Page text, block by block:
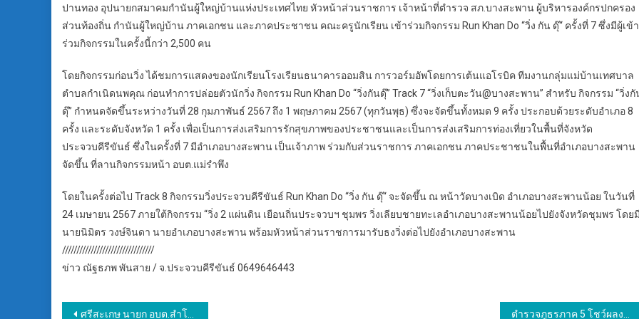
ปานทอง อุปนายกสมาคมกำนันผู้ใหญ่บ้านแห่งประเทศไทย หัวหน้าส่วนราชการ เจ้าหน้าที่ตำรวจ สภ.บางสะพาน ผู้บริหารองค์กรปกครอง
ส่วนท้องถิ่น กำนันผู้ใหญ่บ้าน ภาคเอกชน และภาคประชาชน คณะครูนักเรียน เข้าร่วมกิจกรรม Run Khan Do “วิ่ง กัน ดุ๊“ ครั้งที่ 7 ซึ่งมีผู้เข้า
ร่วมกิจกรรมในครั้งนี้กว่า 2,500 คน
โดยกิจกรรมก่อนวิ่ง ได้ชมการแสดงของนักเรียนโรงเรียนธนาคารออมสิน การวอร์มอัพโดยการเต้นแอโรบิค ทีมงานกลุ่มแม่บ้านเทศบาล
ตำบลกำเนิดนพคุณ ก่อนทำการปล่อยตัวนักวิ่ง กิจกรรม Run Khan Do “วิ่งกันดุ๊” Track 7 “วิ่งเก็บตะวัน@บางสะพาน” สำหรับ กิจกรรม “วิ่งกั
ดุ๊” กำหนดจัดขึ้นระหว่างวันที่ 28 กุมภาพันธ์ 2567 ถึง 1 พฤษภาคม 2567 (ทุกวันพุธ) ซึ่งจะจัดขึ้นทั้งหมด 9 ครั้ง ประกอบด้วยระดับอำเภอ 8
ครั้ง และระดับจังหวัด 1 ครั้ง เพื่อเป็นการส่งเสริมการรักสุขภาพของประชาชนและเป็นการส่งเสริมการท่องเที่ยวในพื้นที่จังหวัด
ประจวบคีรีขันธ์ ซึ่งในครั้งที่ 7 มีอำเภอบางสะพาน เป็นเจ้าภาพ ร่วมกับส่วนราชการ ภาคเอกชน ภาคประชาชนในพื้นที่อำเภอบางสะพาน
จัดขึ้น ที่ลานกิจกรรมหน้า อบต.แม่รำพึง
โดยในครั้งต่อไป Track 8 กิจกรรมวิ่งประจวบคีรีขันธ์ Run Khan Do “วิ่ง กัน ดุ๊“ จะจัดขึ้น ณ หน้าวัดบางเบิด อำเภอบางสะพานน้อย ในวันที่
24 เมษายน 2567 ภายใต้กิจกรรม “วิ่ง 2 แผ่นดิน เยือนถิ่นประจวบฯ ชุมพร วิ่งเลียบชายทะเลอำเภอบางสะพานน้อยไปยังจังหวัดชุมพร โดย
นายนิมิตร วงษ์จินดา นายอำเภอบางสะพาน พร้อมหัวหน้าส่วนราชการมารับธงวิ่งต่อไปยังอำเภอบางสะพาน
////////////////////////////////
ข่าว ณัฐธภพ พันสาย / จ.ประจวบคีรีขันธ์ 0649646443
ศรีสะเกษ นายก อบต.สำโรงปราสาทเปิดศูนย์ปฏิบัติการป้องกันและลดอุบัติเหตุทางถนนช่วงเทศกาลสงกรานต์ พ.ศ. 2567